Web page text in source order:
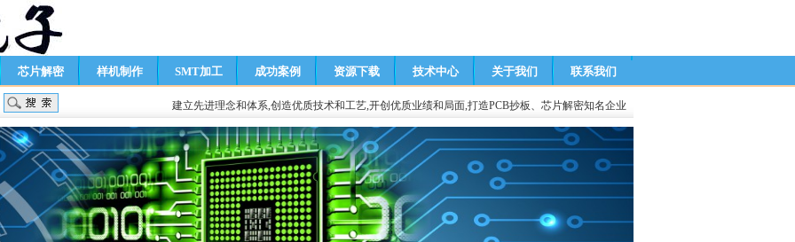
芯片解密 样机制作 SMT加工 成功案例 资源下载 技术中心 关于我们 联系我们
建立先进理念和体系,创造优质技术和工艺,开创优质业绩和局面,打造PCB抄板、芯片解密知名企业